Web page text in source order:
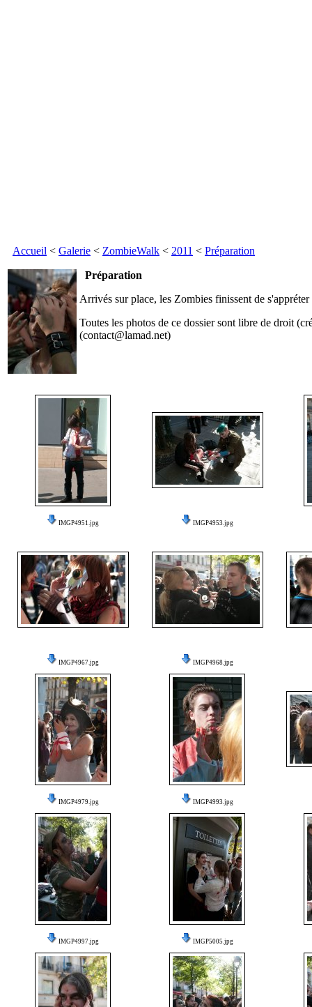
Accueil < Galerie < ZombieWalk < 2011 < Préparation
Préparation
Arrivés sur place, les Zombies finissent de s'appréter
Toutes les photos de ce dossier sont libre de droit
(contact@lamad.net)
IMGP4951.jpg IMGP4953.jpg
IMGP4967.jpg IMGP4968.jpg
IMGP4979.jpg IMGP4993.jpg
IMGP4997.jpg IMGP5005.jpg